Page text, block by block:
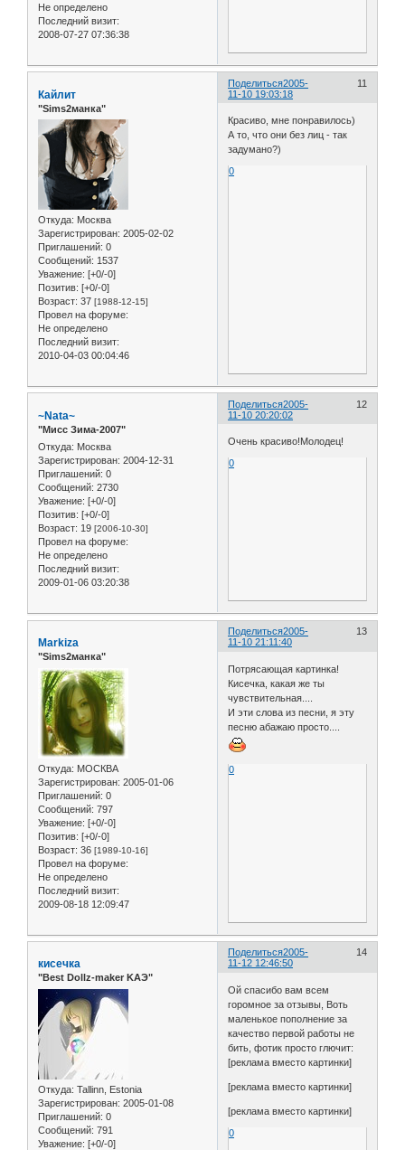
Не определено
Последний визит:
2008-07-27 07:36:38
Поделиться 11
2005-
11-10 19:03:18
Кайлит
"Sims2манка"
Откуда: Москва
Зарегистрирован: 2005-02-02
Приглашений: 0
Сообщений: 1537
Уважение: [+0/-0]
Позитив: [+0/-0]
Возраст: 37 [1988-12-15]
Провел на форуме:
Не определено
Последний визит:
2010-04-03 00:04:46
Красиво, мне понравилось)
А то, что они без лиц - так
задумано?)
0
Поделиться 12
2005-
11-10 20:20:02
~Nata~
"Мисс Зима-2007"
Откуда: Москва
Зарегистрирован: 2004-12-31
Приглашений: 0
Сообщений: 2730
Уважение: [+0/-0]
Позитив: [+0/-0]
Возраст: 19 [2006-10-30]
Провел на форуме:
Не определено
Последний визит:
2009-01-06 03:20:38
Очень красиво!Молодец!
0
Поделиться 13
2005-
11-10 21:11:40
Markiza
"Sims2манка"
Откуда: МОСКВА
Зарегистрирован: 2005-01-06
Приглашений: 0
Сообщений: 797
Уважение: [+0/-0]
Позитив: [+0/-0]
Возраст: 36 [1989-10-16]
Провел на форуме:
Не определено
Последний визит:
2009-08-18 12:09:47
Потрясающая картинка!
Кисечка, какая же ты
чувствительная....
И эти слова из песни, я эту
песню абажаю просто....
0
Поделиться 14
2005-
11-12 12:46:50
кисечка
"Best Dollz-maker KAЭ"
Откуда: Tallinn, Estonia
Зарегистрирован: 2005-01-08
Приглашений: 0
Сообщений: 791
Уважение: [+0/-0]
Ой спасибо вам всем
горомное за отзывы, Воть
маленькое пополнение за
качество первой работы не
бить, фотик просто глючит:
[реклама вместо картинки]
[реклама вместо картинки]
[реклама вместо картинки]
0